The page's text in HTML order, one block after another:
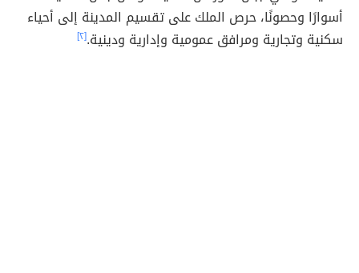
أسوارًا وحصونًا، حرص الملك على تقسيم المدينة إلى أحياء
سكنية وتجارية ومرافق عمومية وإدارية ودينية.[٢]